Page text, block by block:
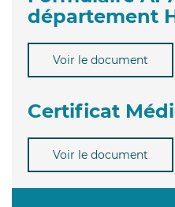
département
Voir le document
Certificat
Voir le document